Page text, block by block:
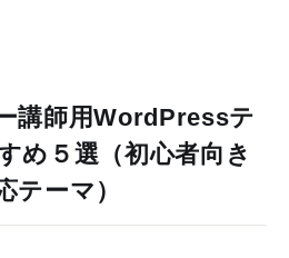
講師用WordPressテ
め５選（初心者向き
テーマ）